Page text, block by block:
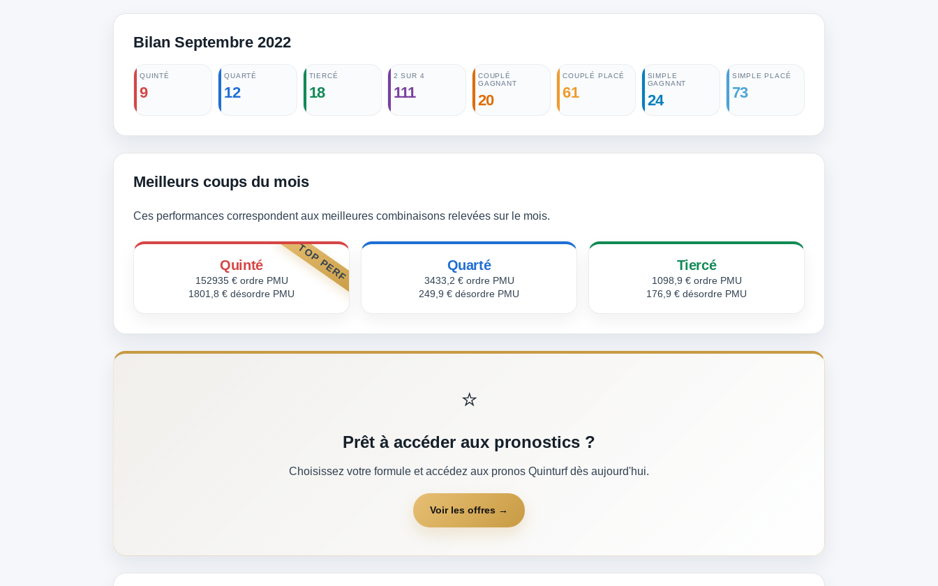
Bilan Septembre 2022
QUINTÉ
9
QUARTÉ
12
TIERCÉ
18
2 SUR 4
111
COUPLÉ
GAGNANT
20
COUPLÉ PLACÉ
61
SIMPLE
GAGNANT
24
SIMPLE PLACÉ
73
Meilleurs coups du mois
Ces performances correspondent aux meilleures combinaisons relevées sur le mois.
TOP PERF
Quinté
152935 € ordre PMU
1801,8 € désordre PMU
Quarté
3433,2 € ordre PMU
249,9 € désordre PMU
Tiercé
1098,9 € ordre PMU
176,9 € désordre PMU
⭐
Prêt à accéder aux pronostics ?
Choisissez votre formule et accédez aux pronos Quinturf dès aujourd'hui.
Voir les offres →